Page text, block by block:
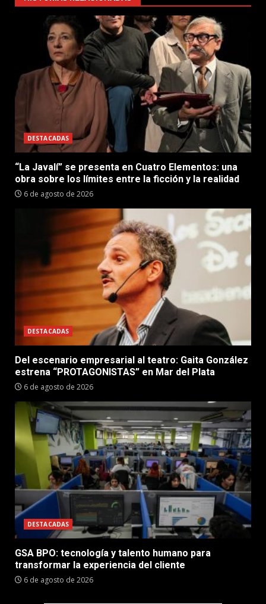
DESTACADAS
“La Javalí” se presenta en Cuatro Elementos: una
obra sobre los límites entre la ficción y la realidad
6 de agosto de 2026
DESTACADAS
Del escenario empresarial al teatro: Gaita González
estrena “PROTAGONISTAS” en Mar del Plata
6 de agosto de 2026
DESTACADAS
GSA BPO: tecnología y talento humano para
transformar la experiencia del cliente
6 de agosto de 2026